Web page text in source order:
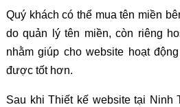
Quý khách có thể mua tên miền
do quản lý tên miền, còn riêng
nhằm giúp cho website hoạt
được tốt hơn.
Sau khi Thiết kế website tại Ninh